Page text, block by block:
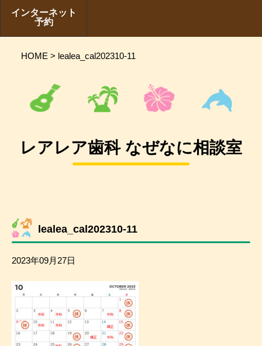
インターネット
予約
HOME > lealea_cal202310-11
レアレア歯科 なぜなに相談室
lealea_cal202310-11
2023年09月27日